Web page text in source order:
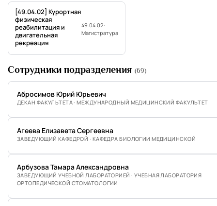
[49.04.02] Курортная
физическая
реабилитация и
двигательная
рекреация
49.04.02 ·
Магистратура
Сотрудники подразделения (69)
Абросимов Юрий Юрьевич
ДЕКАН ФАКУЛЬТЕТА · МЕЖДУНАРОДНЫЙ МЕДИЦИНСКИЙ ФАКУЛЬТЕТ
Агеева Елизавета Сергеевна
ЗАВЕДУЮЩИЙ КАФЕДРОЙ · КАФЕДРА БИОЛОГИИ МЕДИЦИНСКОЙ
Арбузова Тамара Александровна
ЗАВЕДУЮЩИЙ УЧЕБНОЙ ЛАБОРАТОРИЕЙ · УЧЕБНАЯ ЛАБОРАТОРИЯ
ОРТОПЕДИЧЕСКОЙ СТОМАТОЛОГИИ